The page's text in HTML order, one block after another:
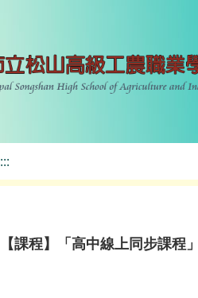
:::
【課程】「高中線上同步課